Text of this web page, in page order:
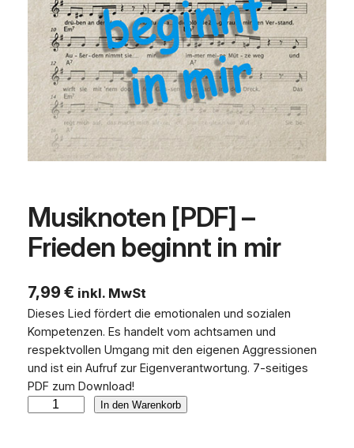
Musiknoten [PDF] –
Frieden beginnt in mir
7,99 € inkl. MwSt
Dieses Lied fördert die emotionalen und sozialen
Kompetenzen. Es handelt vom achtsamen und
respektvollen Umgang mit den eigenen Aggressionen
und ist ein Aufruf zur Eigenverantwortung. 7-seitiges
PDF zum Download!
In den Warenkorb